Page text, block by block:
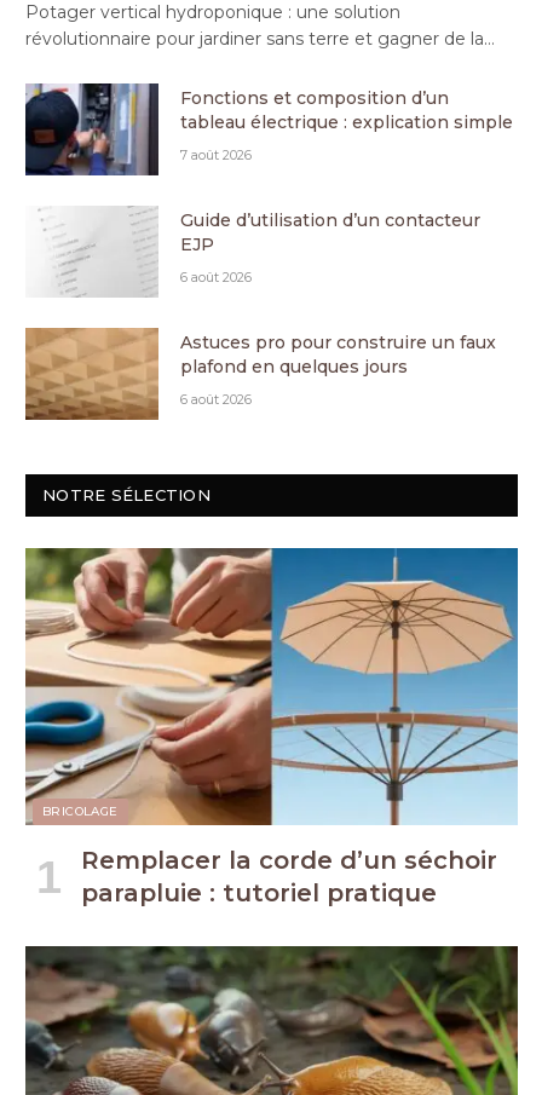
Potager vertical hydroponique : une solution
révolutionnaire pour jardiner sans terre et gagner de la…
Fonctions et composition d’un
tableau électrique : explication simple
7 août 2026
Guide d’utilisation d’un contacteur
EJP
6 août 2026
Astuces pro pour construire un faux
plafond en quelques jours
6 août 2026
NOTRE SÉLECTION
BRICOLAGE
Remplacer la corde d’un séchoir
parapluie : tutoriel pratique